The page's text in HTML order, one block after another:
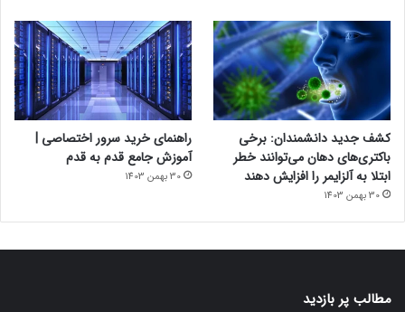
کشف جدید دانشمندان: برخی
باکتری‌های دهان می‌توانند خطر
ابتلا به آلزایمر را افزایش دهند
30 بهمن 1403
راهنمای خرید سرور اختصاصی |
آموزش جامع قدم به قدم
30 بهمن 1403
مطالب پر بازدید